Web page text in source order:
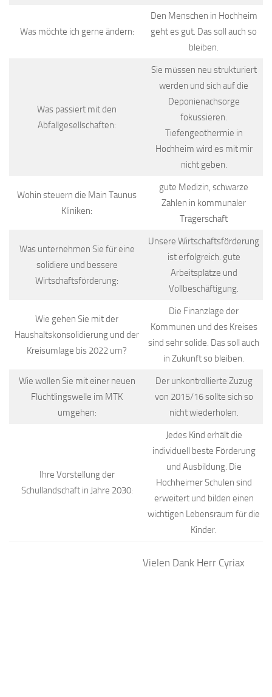
Was möchte ich gerne ändern:
Den Menschen in Hochheim
geht es gut. Das soll auch so
bleiben.
Was passiert mit den
Abfallgesellschaften:
Sie müssen neu strukturiert
werden und sich auf die
Deponienachsorge
fokussieren.
Tiefengeothermie in
Hochheim wird es mit mir
nicht geben.
Wohin steuern die Main Taunus
Kliniken:
gute Medizin, schwarze
Zahlen in kommunaler
Trägerschaft
Was unternehmen Sie für eine
solidiere und bessere
Wirtschaftsförderung:
Unsere Wirtschaftsförderung
ist erfolgreich. gute
Arbeitsplätze und
Vollbeschäftigung.
Wie gehen Sie mit der
Haushaltskonsolidierung und der
Kreisumlage bis 2022 um?
Die Finanzlage der
Kommunen und des Kreises
sind sehr solide. Das soll auch
in Zukunft so bleiben.
Wie wollen Sie mit einer neuen
Flüchtlingswelle im MTK
umgehen:
Der unkontrollierte Zuzug
von 2015/16 sollte sich so
nicht wiederholen.
Ihre Vorstellung der
Schullandschaft in Jahre 2030:
Jedes Kind erhält die
individuell beste Förderung
und Ausbildung. Die
Hochheimer Schulen sind
erweitert und bilden einen
wichtigen Lebensraum für die
Kinder.
Vielen Dank Herr Cyriax